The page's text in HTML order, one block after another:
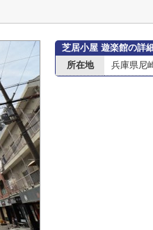
芝居小屋 遊楽館の詳
所在地
兵庫県尼